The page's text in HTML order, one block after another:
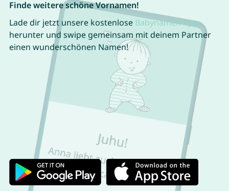
Finde weitere schöne Vornamen!
Lade dir jetzt unsere kostenlose Babynamen App
herunter und swipe gemeinsam mit deinem Partner
einen wunderschönen Namen!